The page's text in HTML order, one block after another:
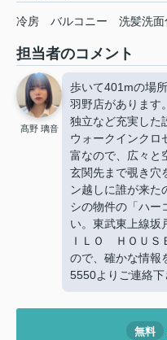
冷房 バルコニー 洗髪洗面
担当者のコメント
髙野 璃音
歩いて401mの場
羽野店があります
独立など充実した
ウォークインクロ
富なので、広々と
玄関先まで覗き穴
ン越しに誰が来た
シの物件の「ハー
い。東武東上線坂
ＩＬＯ ＨＯＵＳ
ので、確かな情報
5550よりご連絡下
無料